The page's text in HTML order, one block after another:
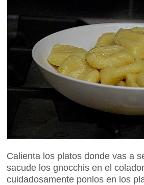
Calienta los platos donde vas a
sacude los gnocchis en el
cuidadosamente ponlos en los